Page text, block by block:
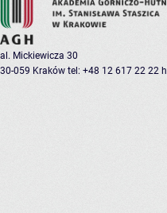
al. Mickiewicza 30
30-059 Kraków tel: +48 12 617 22 22